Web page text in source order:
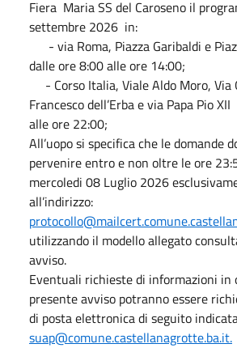
Fiera Maria SS del Caroseno il
settembre 2026 in:
- via Roma, Piazza Garibaldi e
dalle ore 8:00 alle ore 14:00;
- Corso Italia, Viale Aldo Moro, Via
Francesco dell’Erba e via Papa Pio
alle ore 22:00;
All’uopo si specifica che le domande
pervenire entro e non oltre le ore
mercoledi 08 Luglio 2026
all’indirizzo:
utilizzando il modello allegato
avviso.
Eventuali richieste di informazioni in
presente avviso potranno essere
di posta elettronica di seguito
suap@comune.castellanagrotte.ba.it.